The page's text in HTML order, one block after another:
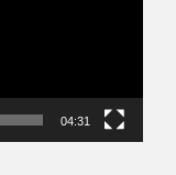
04:31